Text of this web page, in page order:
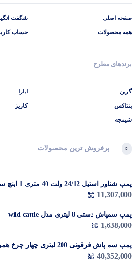
صفحه اصلی
همه محصولات
شگفت
حساب
برندهای مطرح
گرین
پنتاکس
شیمجه
ابارا
کاریز
پرفروش ترین محصولات
پمپ شناور استیل 24/12 ولت 40 متری 1 اینچ سولار
11,307,000
پمپ سمپاش دستی 8 لیتری مدل wild cattle
1,638,000
شیلنگ
40,352,000